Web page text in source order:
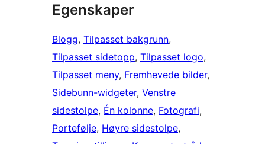
Egenskaper
Blogg, Tilpasset bakgrunn
Tilpasset sidetopp, Tilpasset logo
Tilpasset meny, Fremhevede bilder
Sidebunn-widgeter, Venstre
sidestolpe, Én kolonne, Fotografi
Portefølje, Høyre sidestolpe